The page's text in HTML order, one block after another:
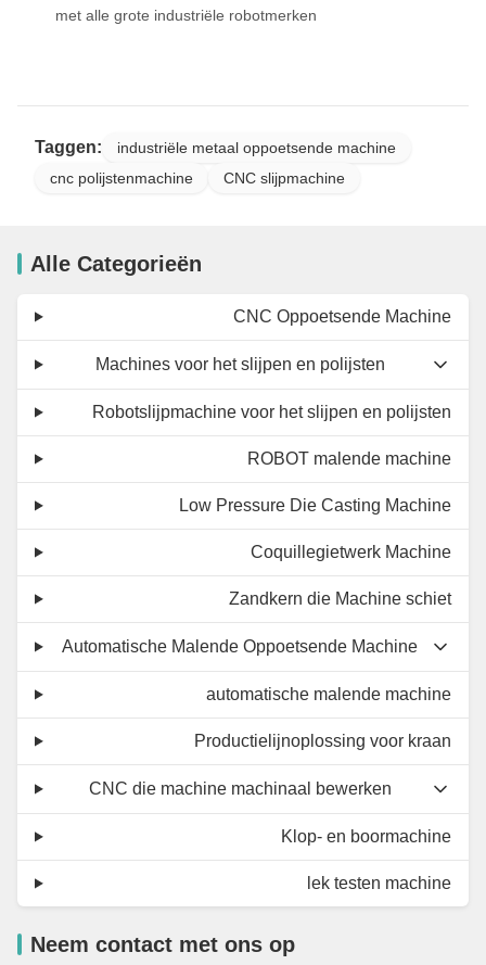
met alle grote industriële robotmerken
Taggen:
industriële metaal oppoetsende machine
cnc polijstenmachine
CNC slijpmachine
Alle Categorieën
CNC Oppoetsende Machine
Machines voor het slijpen en polijsten
Robotslijpmachine voor het slijpen en polijsten
ROBOT malende machine
Low Pressure Die Casting Machine
Coquillegietwerk Machine
Zandkern die Machine schiet
Automatische Malende Oppoetsende Machine
automatische malende machine
Productielijnoplossing voor kraan
CNC die machine machinaal bewerken
Klop- en boormachine
lek testen machine
Neem contact met ons op